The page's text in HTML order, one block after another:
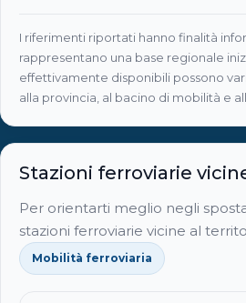
I riferimenti riportati hanno finalità
rappresentano una base regionale
effettivamente disponibili possono
alla provincia, al bacino di mobilità e
Stazioni ferroviarie
Per orientarti meglio negli
stazioni ferroviarie vicine al
Mobilità ferroviaria